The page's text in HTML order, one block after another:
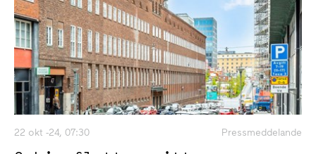
22 okt -24, 07:30 Pressmeddelande